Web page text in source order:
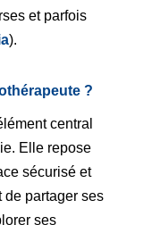
et parfois
).
?
central
Elle repose
sécurisé et
de partager ses
ses